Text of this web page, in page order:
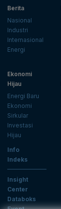
Berita
Nasional
Industri
Internasional
Energi
Ekonomi
Hijau
Energi Baru
Ekonomi
Sirkular
Investasi
Hijau
Info
Indeks
Insight
Center
Databoks